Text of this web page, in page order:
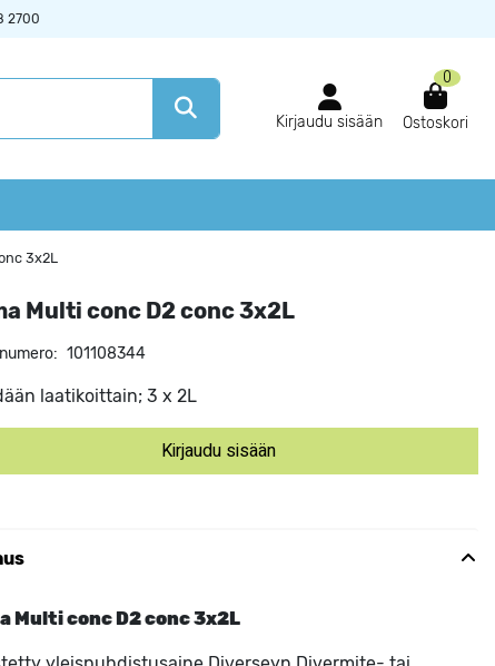
2700
Kirjaudu sisään
0
Ostoskori
3x2L
Multi conc D2 conc 3x2L
101108344
laatikoittain; 3 x 2L
Kirjaudu sisään
Multi conc D2 conc 3x2L